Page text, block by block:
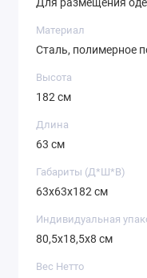
Для размещения
Материал
Сталь, полимерное
Высота
182 см
Длина
63 см
Габариты (Д*Ш*В)
63х63x182 см
Индивидуальная
80,5х18,5х8 см
Вес Нетто